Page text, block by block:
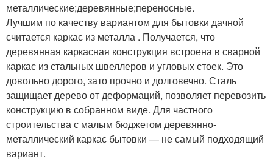
металлические;деревянные;переносные.
Лучшим по качеству вариантом для бытовки дачной
считается каркас из металла . Получается, что
деревянная каркасная конструкция встроена в сварной
каркас из стальных швеллеров и угловых стоек. Это
довольно дорого, зато прочно и долговечно. Сталь
защищает дерево от деформаций, позволяет перевозить
конструкцию в собранном виде. Для частного
строительства с малым бюджетом деревянно-
металлический каркас бытовки — не самый подходящий
вариант.